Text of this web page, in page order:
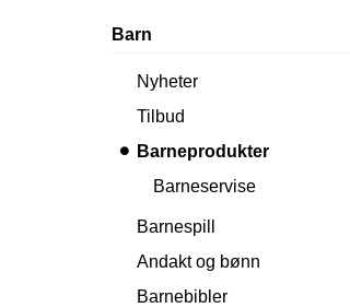
Barn
Nyheter
Tilbud
Barneprodukter
Barneservise
Barnespill
Andakt og bønn
Barnebibler